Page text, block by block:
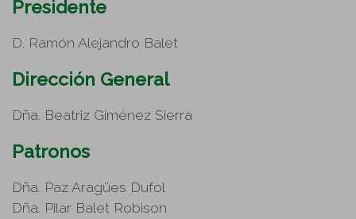
Presidente
D. Ramón Alejandro Balet
Dirección General
Dña. Beatriz Giménez Sierra
Patronos
Dña. Paz Aragües Dufol
Dña. Pilar Balet Robison